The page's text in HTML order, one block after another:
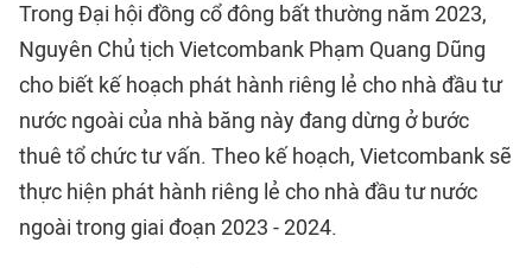
Trong Đại hội đồng cổ đông bất thường năm 2023,
Nguyên Chủ tịch Vietcombank Phạm Quang Dũng
cho biết kế hoạch phát hành riêng lẻ cho nhà đầu tư
nước ngoài của nhà băng này đang dừng ở bước
thuê tổ chức tư vấn. Theo kế hoạch, Vietcombank sẽ
thực hiện phát hành riêng lẻ cho nhà đầu tư nước
ngoài trong giai đoạn 2023 - 2024.